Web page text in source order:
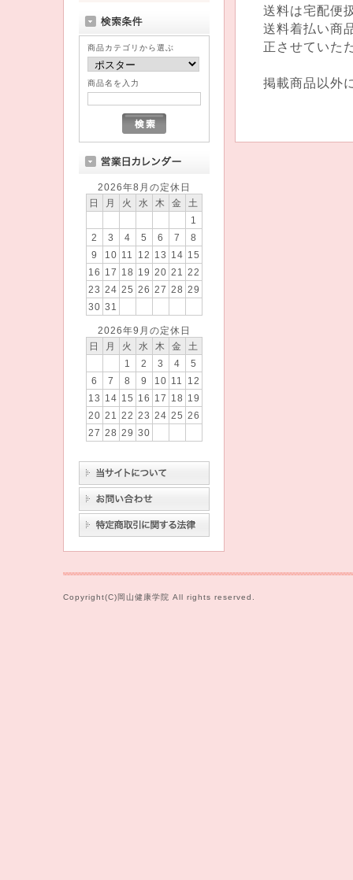
商品カテゴリから選ぶ
商品名を入力
2026年8月の定休日
日
月 火 水 木 金
土
1
2
3 4 5 6 7
8
9
10 11 12 13 14 15
16
17 18 19 20 21
22
23 24 25 26 27 28 29
30 31
2026年9月の定休日
日
月 火 水 木 金
土
1
2 3 4
5
6
7 8 9 10 11
12
13
14 15 16 17 18
19
20 21 22 23 24 25 26
27 28 29 30
送料は宅配便
送料着払い商
正させていた
掲載商品以外
Copyright(C)岡山健康学院 All rights reserved.